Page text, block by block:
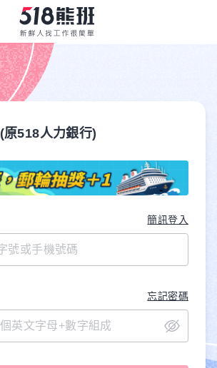
(原518人力銀行)
簡訊登入
忘記密碼